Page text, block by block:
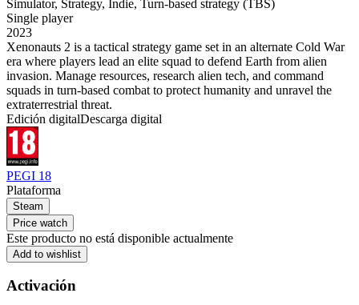
Simulator, Strategy, Indie, Turn-based strategy (TBS)
Single player
2023
Xenonauts 2 is a tactical strategy game set in an alternate Cold War
era where players lead an elite squad to defend Earth from alien
invasion. Manage resources, research alien tech, and command
squads in turn-based combat to protect humanity and unravel the
extraterrestrial threat.
Edición digitalDescarga digital
PEGI 18
Plataforma
Steam
Price watch
Este producto no está disponible actualmente
Add to wishlist
Activación